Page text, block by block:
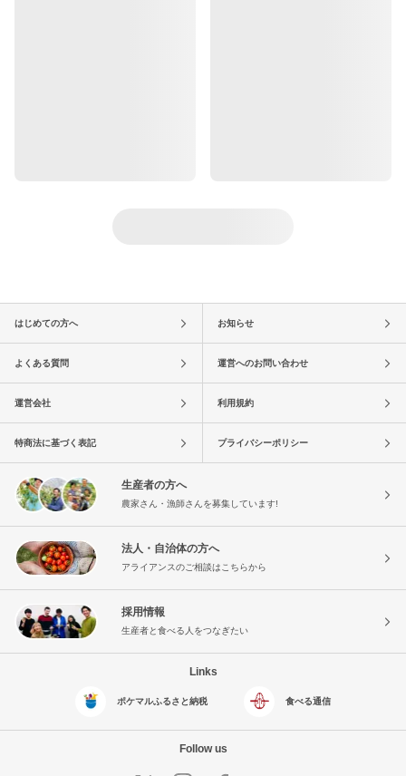
はじめての方へ お知らせ
よくある質問 運営へのお問い合わせ
運営会社 利用規約
特商法に基づく表記 プライバシーポリシー
生産者の方へ
農家さん・漁師さんを募集しています!
法人・自治体の方へ
アライアンスのご相談はこちらから
採用情報
生産者と食べる人をつなぎたい
Links
ポケマルふるさと納税 食べる通信
Follow us